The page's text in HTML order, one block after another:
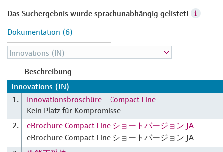
Das Suchergebnis wurde sprachunabhängig gelistet!
Dokumentation (6)
Beschreibung
Innovations (IN)
1.
Innovationsbroschüre – Compact Line
Kein Platz für Kompromisse.
2.
eBrochure Compact Line ショートバージョン JA
eBrochure Compact Line ショートバージョン JA